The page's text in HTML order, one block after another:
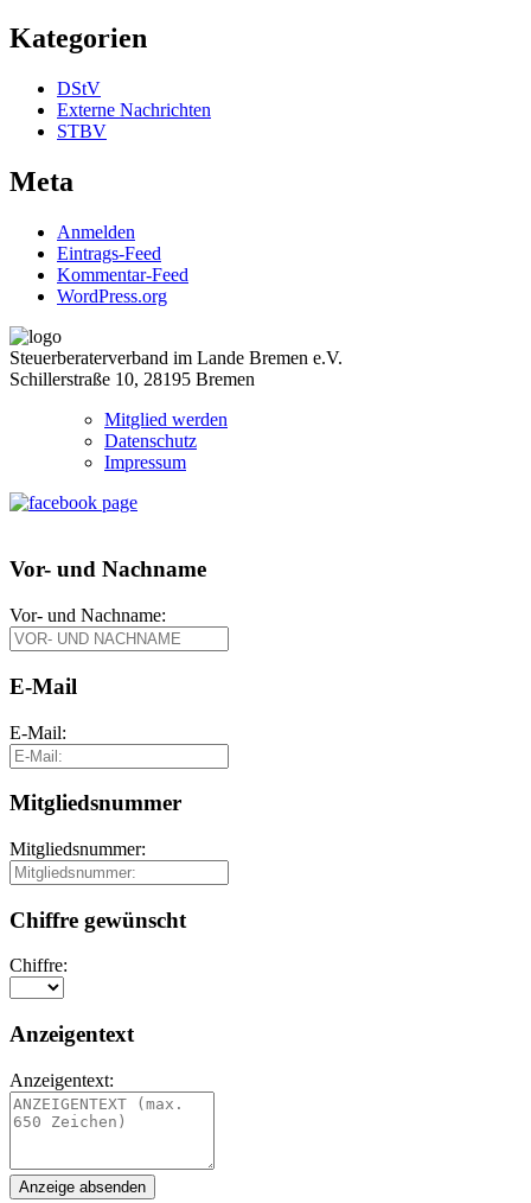
Kategorien
DStV
Externe Nachrichten
STBV
Meta
Anmelden
Eintrags-Feed
Kommentar-Feed
WordPress.org
Steuerberaterverband im Lande Bremen e.V.
Schillerstraße 10, 28195 Bremen
Mitglied werden
Datenschutz
Impressum
Vor- und Nachname
Vor- und Nachname:
E-Mail
E-Mail:
Mitgliedsnummer
Mitgliedsnummer:
Chiffre gewünscht
Chiffre:
Anzeigentext
Anzeigentext: